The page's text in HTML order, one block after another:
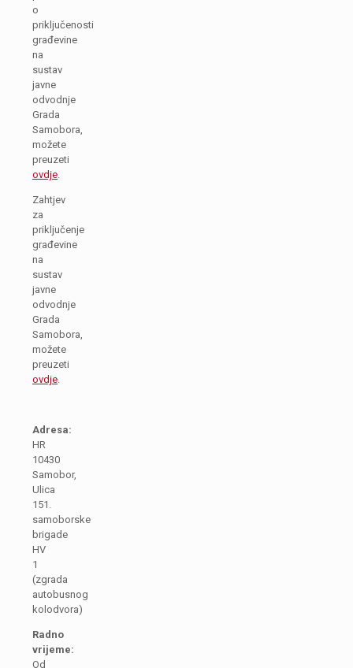
o
priključenosti
građevine
na
sustav
javne
odvodnje
Grada
Samobora,
možete
preuzeti
ovdje.
Zahtjev
za
priključenje
građevine
na
sustav
javne
odvodnje
Grada
Samobora,
možete
preuzeti
ovdje.
Adresa:
HR
10430
Samobor,
Ulica
151.
samoborske
brigade
HV
1
(zgrada
autobusnog
kolodvora)
Radno
vrijeme:
Od